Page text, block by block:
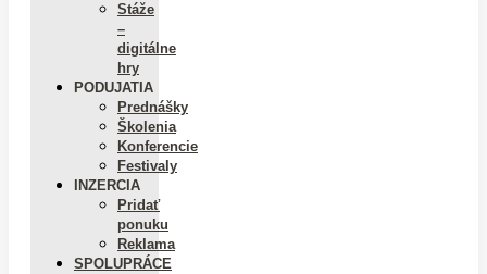
Stáže
–
digitálne
hry
PODUJATIA
Prednášky
Školenia
Konferencie
Festivaly
INZERCIA
Pridať
ponuku
Reklama
SPOLUPRÁCE